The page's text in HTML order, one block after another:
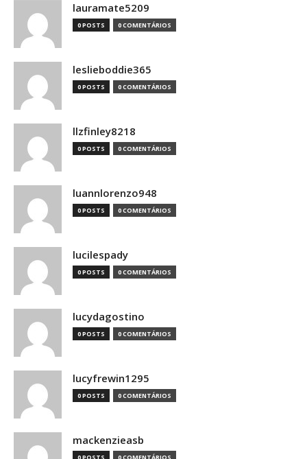
lauramate5209
0 POSTS 0 COMENTÁRIOS
leslieboddie365
0 POSTS 0 COMENTÁRIOS
llzfinley8218
0 POSTS 0 COMENTÁRIOS
luannlorenzo948
0 POSTS 0 COMENTÁRIOS
lucilespady
0 POSTS 0 COMENTÁRIOS
lucydagostino
0 POSTS 0 COMENTÁRIOS
lucyfrewin1295
0 POSTS 0 COMENTÁRIOS
mackenzieasb